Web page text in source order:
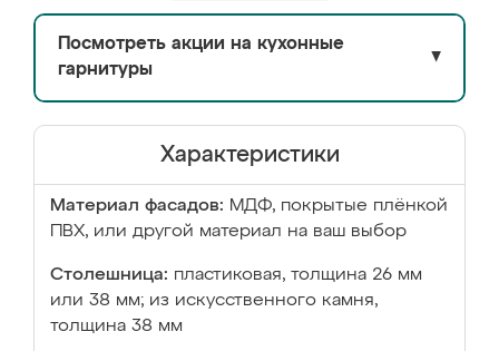
Посмотреть акции на кухонные
гарнитуры
▼
Характеристики
Материал фасадов: МДФ, покрытые плёнкой
ПВХ, или другой материал на ваш выбор
Столешница: пластиковая, толщина 26 мм
или 38 мм; из искусственного камня,
толщина 38 мм